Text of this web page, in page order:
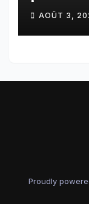
AOÛT 3,
Proudly